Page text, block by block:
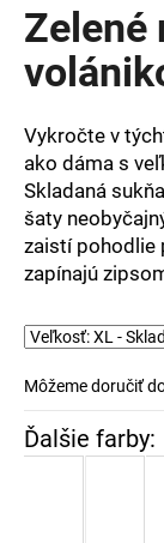
produktu
je
z
hviezdičiek.
Zelené
Vykročte v
ako dáma s
Skladaná
šaty
zaistí pohodlie
zapínajú
Môžeme doručiť